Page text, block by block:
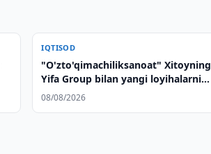
IQTISOD
"O'zto'qimachiliksanoat" Xitoyning
Yifa Group bilan yangi loyihalarni
muhokama qildi
08/08/2026